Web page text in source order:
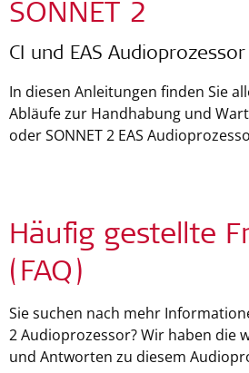
SONNET 2
CI und EAS Audioprozessor
In diesen Anleitungen finden Sie
Abläufe zur Handhabung und
oder SONNET 2 EAS
Häufig gestellte
(FAQ)
Sie suchen nach mehr
2 Audioprozessor? Wir haben die
und Antworten zu diesem